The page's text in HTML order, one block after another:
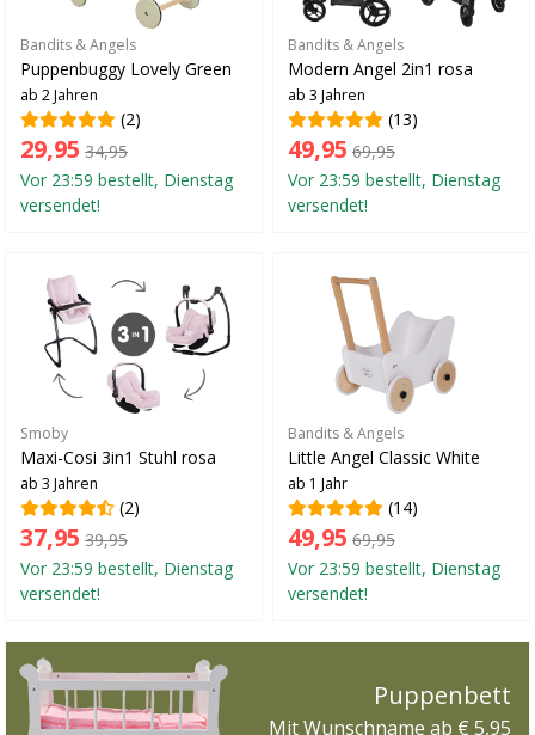
Bandits & Angels
Puppenbuggy Lovely Green
ab 2 Jahren
(2)
29,95 34,95
Vor 23:59 bestellt, Dienstag
versendet!
Bandits & Angels
Modern Angel 2in1 rosa
ab 3 Jahren
(13)
49,95 69,95
Vor 23:59 bestellt, Dienstag
versendet!
Smoby
Maxi-Cosi 3in1 Stuhl rosa
ab 3 Jahren
(2)
37,95 39,95
Vor 23:59 bestellt, Dienstag
versendet!
Bandits & Angels
Little Angel Classic White
ab 1 Jahr
(14)
49,95 69,95
Vor 23:59 bestellt, Dienstag
versendet!
Puppenbett
Mit Wunschname ab € 5,95